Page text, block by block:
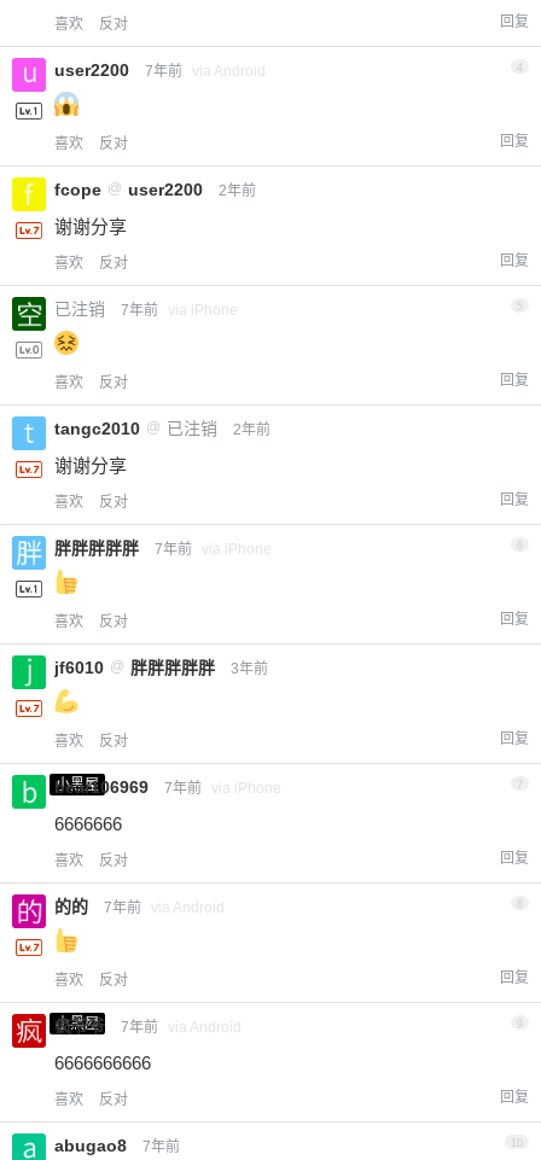
喜欢 反对 回复
user2200 7年前 via Android 4
喜欢 反对 回复
fcope @ user2200 2年前
谢谢分享
喜欢 反对 回复
已注销 7年前 via iPhone 5
喜欢 反对 回复
tangc2010 @ 已注销 2年前
谢谢分享
喜欢 反对 回复
胖胖胖胖胖 7年前 via iPhone 6
喜欢 反对 回复
jf6010 @ 胖胖胖胖胖 3年前
喜欢 反对 回复
小黑屋
bear106969 7年前 via iPhone 7
6666666
喜欢 反对 回复
的的 7年前 via Android
喜欢 反对 回复
小黑屋
疯爷爷 7年前 via Android 9
6666666666
喜欢 反对 回复
abugao8 7年前 10